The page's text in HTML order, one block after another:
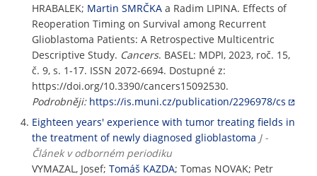
HRABALEK; Martin SMRČKA a Radim LIPINA. Effects of
Reoperation Timing on Survival among Recurrent
Glioblastoma Patients: A Retrospective Multicentric
Descriptive Study. Cancers. BASEL: MDPI, 2023, roč. 15,
č. 9, s. 1-17. ISSN 2072-6694. Dostupné z:
https://doi.org/10.3390/cancers15092530.
Podrobněji: https://is.muni.cz/publication/2296978/cs
Eighteen years' experience with tumor treating fields in
the treatment of newly diagnosed glioblastoma J -
Článek v odborném periodiku
VYMAZAL, Josef; Tomáš KAZDA; Tomas NOVAK; Petr